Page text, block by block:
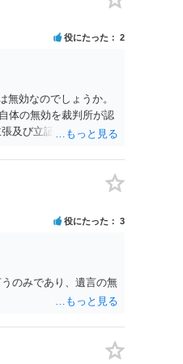
役にたった
2
効なのでしょうか。
体の無効を裁判所が認
及び立証次第ですが、
遺産分割協議を行う実
が否定される可能性は
役にたった
3
のみであり、遺言の無